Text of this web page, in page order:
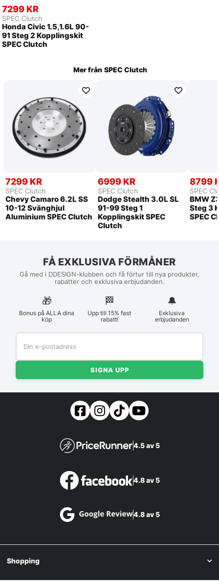
7299 KR
SPEC Clutch
Honda Civic 1.5,1.6L 90-
91 Steg 2 Kopplingskit
SPEC Clutch
Mer från SPEC Clutch
7299 KR
SPEC Clutch
Chevy Camaro 6.2L SS
10-12 Svänghjul
Aluminium SPEC Clutch
6999 KR
SPEC Clutch
Dodge Stealth 3.0L SL
91-99 Steg 1
Kopplingskit SPEC
Clutch
8799
SPEC
BMW
Steg 3
SPEC
FÅ EXKLUSIVA FÖRMÅNER
Gå med i DDESIGN-klubben och få förtur till nya produkter,
rabatter och exklusiva erbjudanden.
🎁
Bonus på ALLA dina
köp
🏁︎
Upp till 15% fast
rabatt!
🔔
Exklusiva
erbjudanden
SIGNA UPP
4.5 av 5
4.8 av 5
4.8 av 5
Shopping